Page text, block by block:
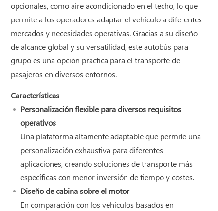
opcionales, como aire acondicionado en el techo, lo que
permite a los operadores adaptar el vehículo a diferentes
mercados y necesidades operativas. Gracias a su diseño
de alcance global y su versatilidad, este autobús para
grupo es una opción práctica para el transporte de
pasajeros en diversos entornos.
Características
Personalización flexible para diversos requisitos
operativos
Una plataforma altamente adaptable que permite una
personalización exhaustiva para diferentes
aplicaciones, creando soluciones de transporte más
específicas con menor inversión de tiempo y costes.
Diseño de cabina sobre el motor
En comparación con los vehículos basados ​​en